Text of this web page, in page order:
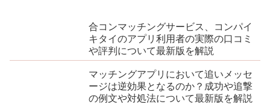
合コンマッチングサービス、コンパイ
キタイのアプリ利用者の実際の口コミ
や評判について最新版を解説
マッチングアプリにおいて追いメッセ
ージは逆効果となるのか？成功や追撃
の例文や対処法について最新版を解説